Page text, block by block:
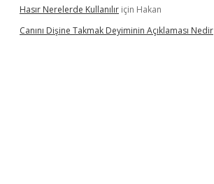
Hasır Nerelerde Kullanılır için Hakan
Canını Dişine Takmak Deyiminin Açıklaması Nedir